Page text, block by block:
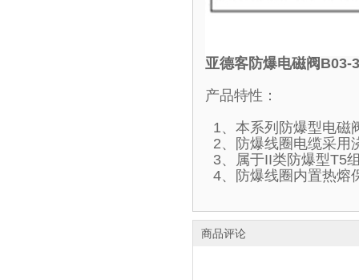
亚德客防爆电磁阀B03-
产品特性：
1、本系列防爆型电磁
2、防爆线圈电缆采用
3、属于II类防爆型T5
4、防爆线圈内置热熔
商品评论